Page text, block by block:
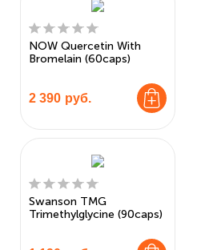
NOW Quercetin With
Bromelain (60caps)
2 390 руб.
Swanson TMG
Trimethylglycine (90caps)